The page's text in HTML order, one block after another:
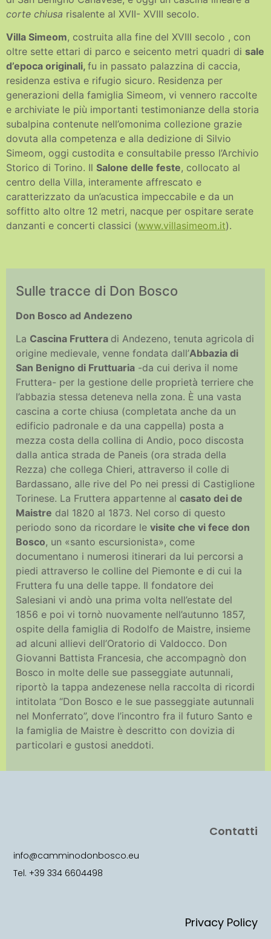
corte chiusa risalente al XVII- XVIII secolo.
Villa Simeom, costruita alla fine del XVIII secolo , con
oltre sette ettari di parco e seicento metri quadri di sale
d’epoca originali, fu in passato palazzina di caccia,
residenza estiva e rifugio sicuro. Residenza per
generazioni della famiglia Simeom, vi vennero raccolte
e archiviate le più importanti testimonianze della storia
subalpina contenute nell’omonima collezione grazie
dovuta alla competenza e alla dedizione di Silvio
Simeom, oggi custodita e consultabile presso l’Archivio
Storico di Torino. Il Salone delle feste, collocato al
centro della Villa, interamente affrescato e
caratterizzato da un’acustica impeccabile e da un
soffitto alto oltre 12 metri, nacque per ospitare serate
danzanti e concerti classici (www.villasimeom.it).
Sulle tracce di Don Bosco
Don Bosco ad Andezeno
La Cascina Fruttera di Andezeno, tenuta agricola di
origine medievale, venne fondata dall’Abbazia di
San Benigno di Fruttuaria -da cui deriva il nome
Fruttera- per la gestione delle proprietà terriere che
l’abbazia stessa deteneva nella zona. È una vasta
cascina a corte chiusa (completata anche da un
edificio padronale e da una cappella) posta a
mezza costa della collina di Andio, poco discosta
dalla antica strada de Paneis (ora strada della
Rezza) che collega Chieri, attraverso il colle di
Bardassano, alle rive del Po nei pressi di Castiglione
Torinese. La Fruttera appartenne al casato dei de
Maistre dal 1820 al 1873. Nel corso di questo
periodo sono da ricordare le visite che vi fece don
Bosco, un «santo escursionista», come
documentano i numerosi itinerari da lui percorsi a
piedi attraverso le colline del Piemonte e di cui la
Fruttera fu una delle tappe. Il fondatore dei
Salesiani vi andò una prima volta nell’estate del
1856 e poi vi tornò nuovamente nell’autunno 1857,
ospite della famiglia di Rodolfo de Maistre, insieme
ad alcuni allievi dell’Oratorio di Valdocco. Don
Giovanni Battista Francesia, che accompagnò don
Bosco in molte delle sue passeggiate autunnali,
riportò la tappa andezenese nella raccolta di ricordi
intitolata “Don Bosco e le sue passeggiate autunnali
nel Monferrato”, dove l’incontro fra il futuro Santo e
la famiglia de Maistre è descritto con dovizia di
particolari e gustosi aneddoti.
Contatti
info@camminodonbosco.eu
Tel. +39 334 6604498
Privacy Policy